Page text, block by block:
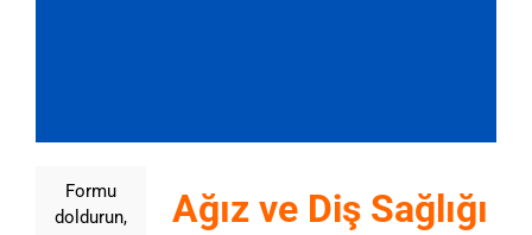
Formu
doldurun,
Ağız ve Diş Sağlığı